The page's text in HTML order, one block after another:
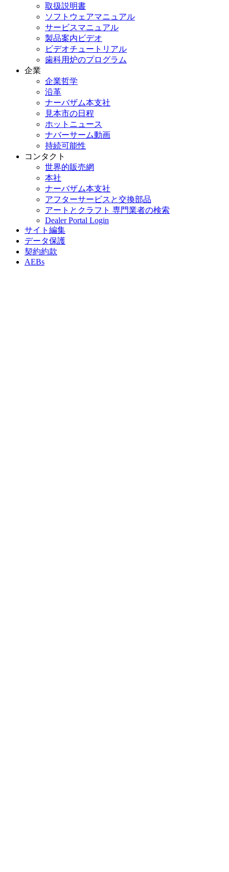
取扱説明書
ソフトウェアマニュアル
サービスマニュアル
製品案内ビデオ
ビデオチュートリアル
歯科用炉のプログラム
企業
企業哲学
沿革
ナーバザム本支社
見本市の日程
ホットニュース
ナバーサーム動画
持続可能性
コンタクト
世界的販売網
本社
ナーバザム本支社
アフターサービスと交換部品
アートとクラフト 専門業者の検索
Dealer Portal Login
サイト編集
データ保護
契約約款
AEBs